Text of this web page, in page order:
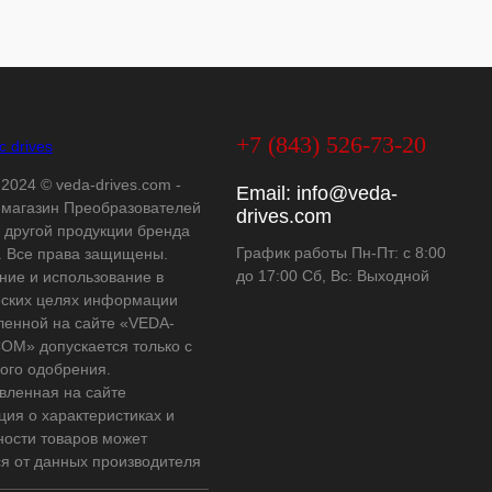
© veda-drives.com -
Преобразователей
другой продукции бренда
Все права защищены.
и использование в
целях информации
на сайте «VEDA-
допускается только с
одобрения.
на сайте
о характеристиках и
товаров может
от данных производителя
+7 (843) 526-73-20
Email: info@veda-
drives.com
График работы Пн-Пт: с 8:00
до 17:00 Сб, Вс: Выходной